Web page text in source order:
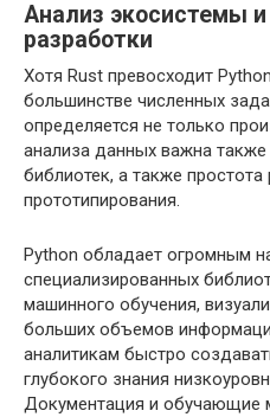
Анализ экосистемы и
разработки
Хотя Rust превосходит
большинстве численных
определяется не только
анализа данных важна
библиотек, а также
прототипирования.
Python обладает огромным
специализированных
машинного обучения,
больших объемов
аналитикам быстро
глубокого знания
Документация и обучающие